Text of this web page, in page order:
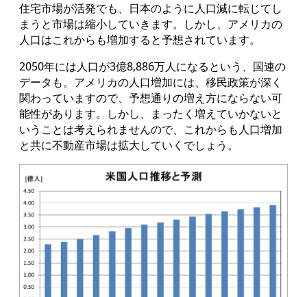
住宅市場が活発でも、日本のように人口減に転じてし
まうと市場は縮小していきます。しかし、アメリカの
人口はこれからも増加すると予想されています。
2050年には人口が3億8,886万人になるという、国連の
データも。アメリカの人口増加には、移民政策が深く
関わっていますので、予想通りの増え方にならない可
能性があります。しかし、まったく増えていかないと
いうことは考えられませんので、これからも人口増加
と共に不動産市場は拡大していくでしょう。